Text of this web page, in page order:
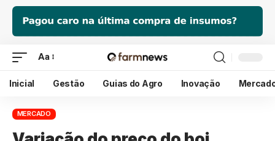
Aa
Inicial Gestão Guias do Agro Inovação
MERCADO